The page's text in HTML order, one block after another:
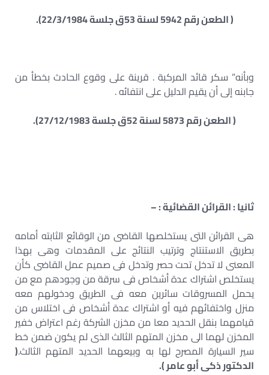
( الطعن رقم 5942 لسنة 53ق جلسة 22/3/1984).
وبأنه” سكر قائد المركبة . قرينة على وقوع الحادث بخطأ من
جابنه إلى أن يقيم الدليل على انتفائه .
( الطعن رقم 5873 لسنة 52ق جلسة 27/12/1983).
ثانيا : القرائن القضائية : –
هى القرائن التى يستخلصها القاضى من الوقائع الثابته أمامه
بطريق الاستنتاج وترتيب النتائج على المقدمات وهى بهذا
المعنى لا تدخل تحت حصر وتدخل فى صميم عمل القاضى كأن
يستخلص اشتراك عدة أشخاص فى سرقة من وجودهم مع من
يحمل المسروقات سائرين معه فى الطريق ودخولهم معه
منزل واختفائهم فيه أو اشتراك عدة أشخاص فى اختلاس من
قيامهما بنقل الحديد معا من مخزن الشركة رغم اعتراض خفير
المخزن لهما الى مخزن المتهم الثالث الذى لم يكون ضمن خط
سير السيارة المصرح لها به وبيعهما الحديد المتهم الثالث.(
الدكتور ذكى أبو عامر ).